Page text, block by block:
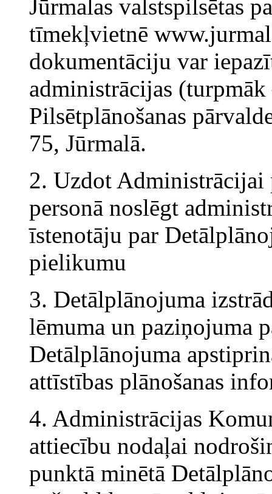
Jūrmalas valstspilsētas
tīmekļvietnē
dokumentāciju var
administrācijas
Pilsētplānošanas
75, Jūrmalā.
2. Uzdot
personā noslēgt
īstenotāju par
pielikumu
3. Detālplānojuma
lēmuma un paziņojuma
Detālplānojuma
attīstības plānošanas
4. Administrācijas
attiecību nodaļai
punktā minētā